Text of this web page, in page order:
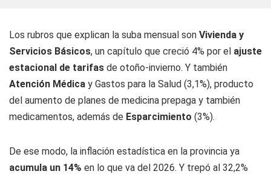
Los rubros que explican la suba mensual son Vivienda y
Servicios Básicos, un capítulo que creció 4% por el ajuste
estacional de tarifas de otoño-invierno. Y también
Atención Médica y Gastos para la Salud (3,1%), producto
del aumento de planes de medicina prepaga y también
medicamentos, además de Esparcimiento (3%).
De ese modo, la inflación estadística en la provincia ya
acumula un 14% en lo que va del 2026. Y trepó al 32,2%